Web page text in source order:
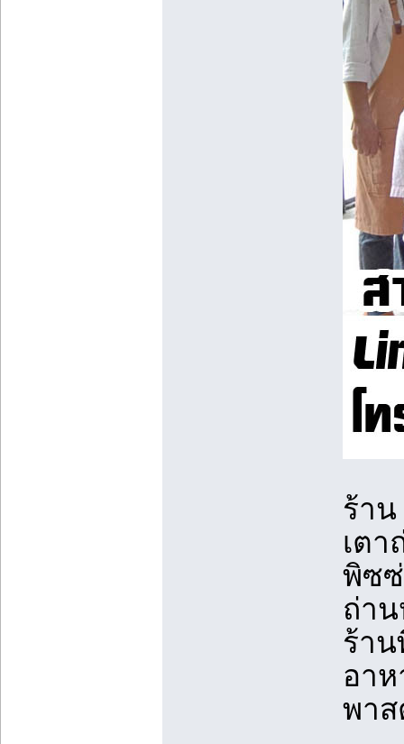
ร้าน
เต
พิซซ่
ถ่า
ร้า
อา
พาส